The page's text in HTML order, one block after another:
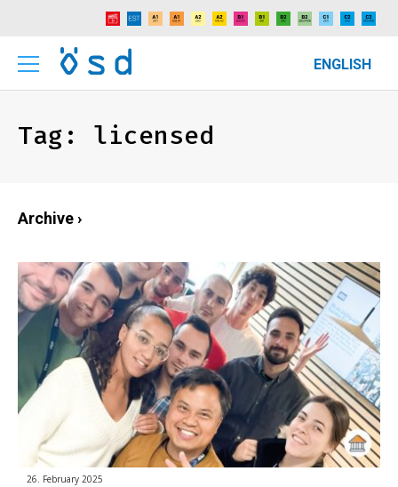
ENGLISH
Tag: licensed
Archive
26. February 2025